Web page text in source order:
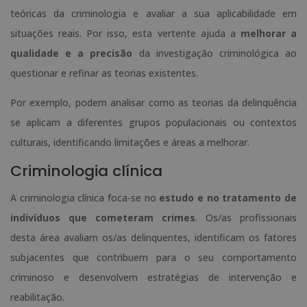
teóricas da criminologia e avaliar a sua aplicabilidade em
situações reais. Por isso, esta vertente ajuda a melhorar a
qualidade e a precisão da investigação criminológica ao
questionar e refinar as teorias existentes.
Por exemplo, podem analisar como as teorias da delinquência
se aplicam a diferentes grupos populacionais ou contextos
culturais, identificando limitações e áreas a melhorar.
Criminologia clínica
A criminologia clínica foca-se no estudo e no tratamento de
indivíduos que cometeram crimes. Os/as profissionais
desta área avaliam os/as delinquentes, identificam os fatores
subjacentes que contribuem para o seu comportamento
criminoso e desenvolvem estratégias de intervenção e
reabilitação.